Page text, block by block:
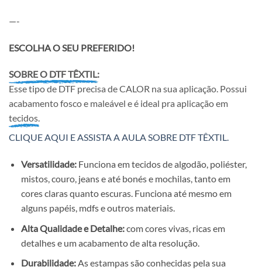
—-
ESCOLHA O SEU PREFERIDO!
SOBRE O DTF TÊXTIL:
Esse tipo de DTF precisa de CALOR na sua aplicação. Possui
acabamento fosco e maleável e é ideal pra aplicação em
tecidos.
CLIQUE AQUI E ASSISTA A AULA SOBRE DTF TÊXTIL.
Versatilidade:Funciona em tecidos de algodão, poliéster,
mistos, couro, jeans e até bonés e mochilas, tanto em
cores claras quanto escuras. Funciona até mesmo em
alguns papéis, mdfs e outros materiais.
Alta Qualidade e Detalhe:com cores vivas, ricas em
detalhes e um acabamento de alta resolução.
Durabilidade:As estampas são conhecidas pela sua